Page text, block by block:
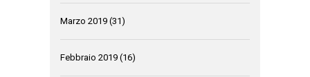
Marzo 2019 (31)
Febbraio 2019 (16)